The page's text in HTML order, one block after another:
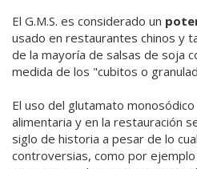
El G.M.S. es considerado un
usado en restaurantes chinos y
de la mayoría de salsas de soja
medida de los "cubitos o
El uso del glutamato
alimentaria y en la restauración
siglo de historia a pesar de lo
controversias, como por